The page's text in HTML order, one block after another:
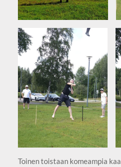
Toinen toistaan komeampia